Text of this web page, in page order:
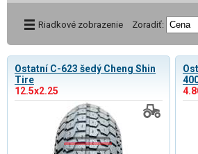
Riadkové zobrazenie Zoradiť:
Ostatní C-623 šedý Cheng Shin
Tire
12.5x2.25